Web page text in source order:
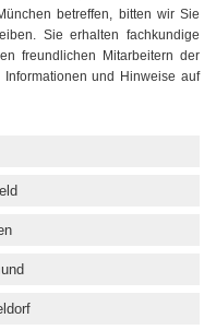
betreffen, bitten wir Sie
Sie erhalten fachkundige
freundlichen Mitarbeitern der
und Hinweise auf